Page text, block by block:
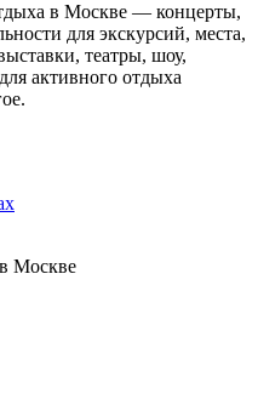
в Москве — концерты,
для экскурсий, места,
театры, шоу,
активного отдыха
Москве